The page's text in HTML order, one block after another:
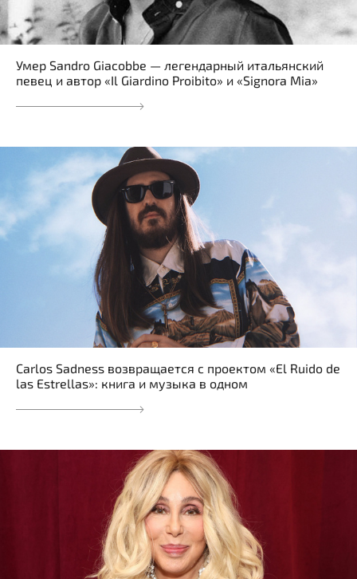
Умер Sandro Giacobbe — легендарный итальянский
певец и автор «Il Giardino Proibito» и «Signora Mia»
Carlos Sadness возвращается с проектом «El Ruido de
las Estrellas»: книга и музыка в одном